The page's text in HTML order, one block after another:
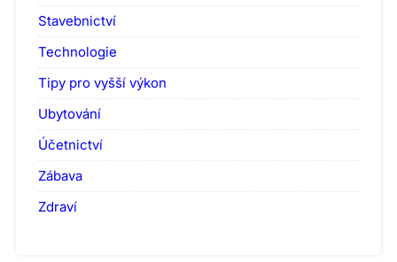
Stavebnictví
Technologie
Tipy pro vyšší výkon
Ubytování
Účetnictví
Zábava
Zdraví